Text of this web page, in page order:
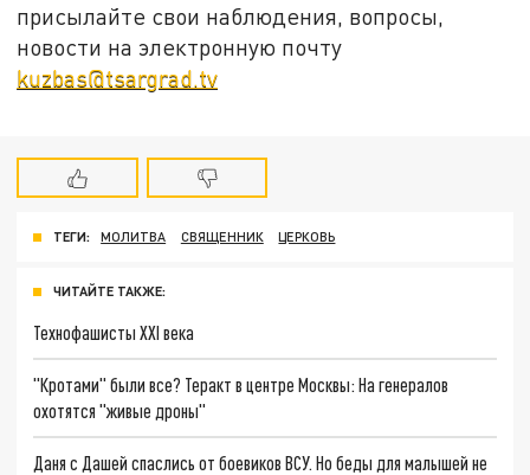
присылайте свои наблюдения, вопросы,
новости на электронную почту
kuzbas@tsargrad.tv
ТЕГИ: МОЛИТВА СВЯЩЕННИК ЦЕРКОВЬ
ЧИТАЙТЕ ТАКЖЕ:
Технофашисты XXI века
"Кротами" были все? Теракт в центре Москвы: На генералов
охотятся "живые дроны"
Даня с Дашей спаслись от боевиков ВСУ. Но беды для малышей не